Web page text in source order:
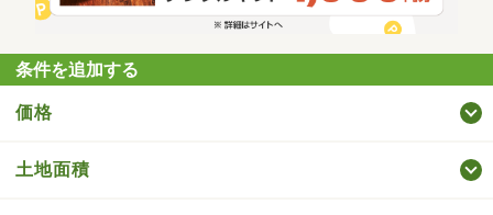
条件を追加する
価格
土地面積